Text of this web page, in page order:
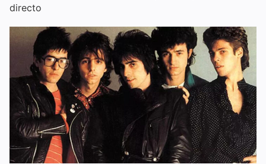
directo